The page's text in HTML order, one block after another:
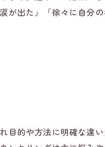
が出た」「徐々に自分
目的や方法に明確な違